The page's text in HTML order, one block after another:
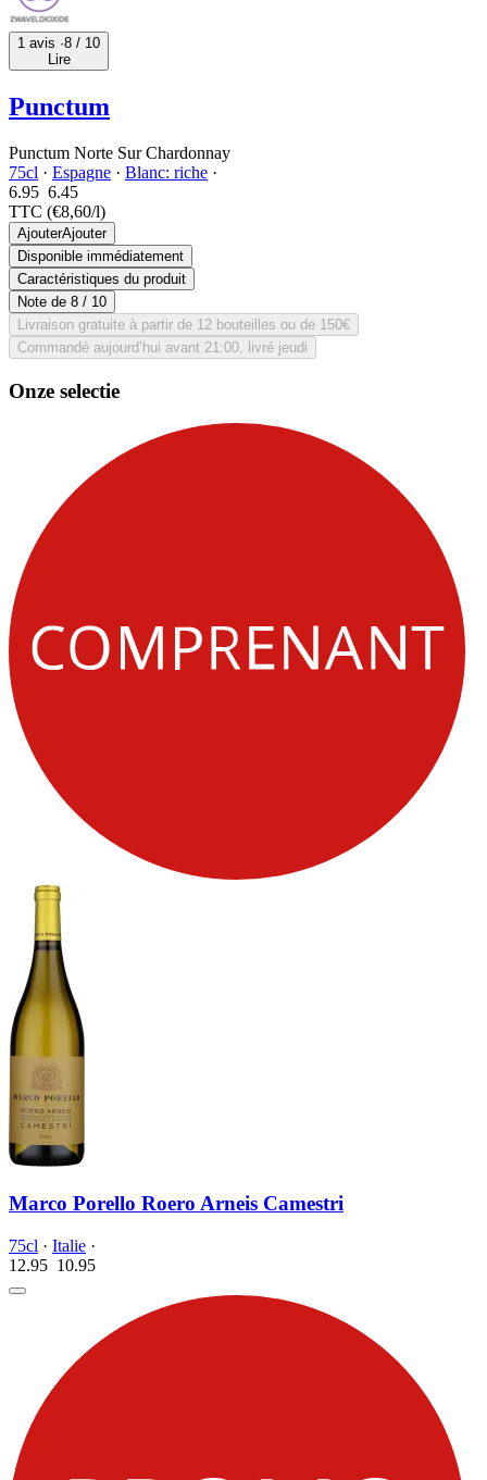
1 avis ·8 / 10
Lire
Punctum
Punctum Norte Sur Chardonnay
75cl · Espagne · Blanc: riche ·
6.95 6.45
TTC (€8,60/l)
AjouterAjouter
Disponible immédiatement
Caractéristiques du produit
Note de 8 / 10
Livraison gratuite à partir de 12 bouteilles ou de 150€
Commandé aujourd’hui avant 21:00, livré jeudi
Onze selectie
Marco Porello Roero Arneis Camestri
75cl · Italie ·
12.95 10.95